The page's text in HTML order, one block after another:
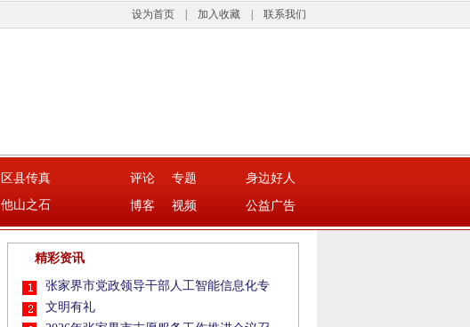
设为首页 加入收藏 联系我们
区县传真
他山之石
评论 专题
博客 视频
身边好人
公益广告
精彩资讯
张家界市党政领导干部人工智能信息化专
文明有礼